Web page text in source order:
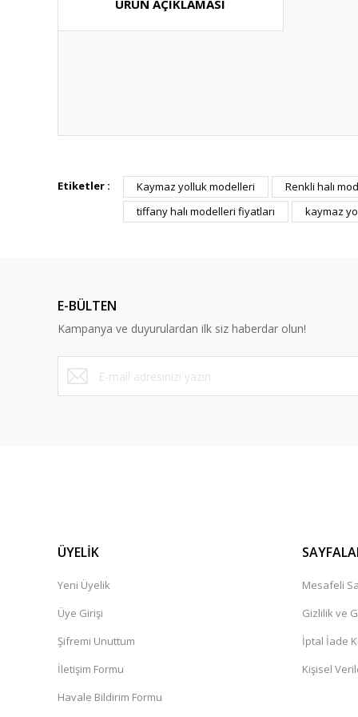
ÜRÜN AÇIKLAMASI
Görüş ve önerileriniz için teşekkür ederiz.
Ürün resmi kalitesiz, bozuk veya görüntülenemiyor.
Bu ürüne benzer farklı alternatifler olmalı.
Etiketler : Kaymaz yolluk modelleri Renkli halı
tiffany halı modelleri fiyatları
kaymaz
E-BÜLTEN
Kampanya ve duyurulardan ilk siz haberdar olun!
ÜYELİK
Yeni Üyelik
Üye Girişi
Şifremi Unuttum
İletişim Formu
Havale Bildirim Formu
Mesafeli
Gizlilik ve
İptal İade
Kişisel